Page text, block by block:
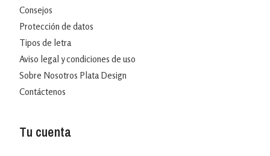
Consejos
Protección de datos
Tipos de letra
Aviso legal y condiciones de uso
Sobre Nosotros Plata Design
Contáctenos
Tu cuenta